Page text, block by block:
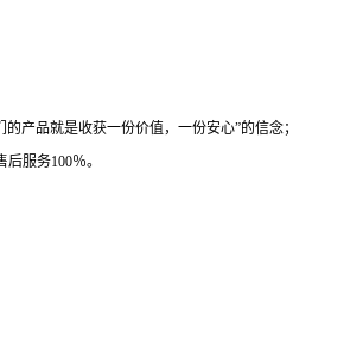
产品就是收获一份价值，一份安心”的信念；
服务100％。